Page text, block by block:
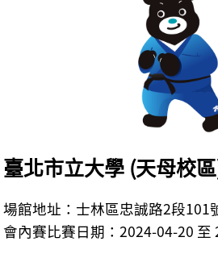
臺北市立大學 (天母校
場館地址：士林區忠誠路2段101
會內賽比賽日期：2024-04-20 至